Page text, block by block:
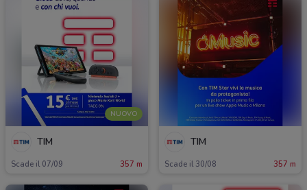
NUOVO
TIM
Scade il 07/09 357 m
TIM
Scade il 30/08 357 m